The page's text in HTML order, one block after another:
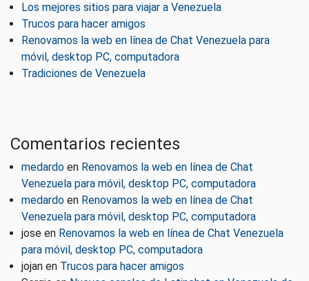
Los mejores sitios para viajar a Venezuela
Trucos para hacer amigos
Renovamos la web en línea de Chat Venezuela para
móvil, desktop PC, computadora
Tradiciones de Venezuela
Comentarios recientes
medardo en Renovamos la web en línea de Chat
Venezuela para móvil, desktop PC, computadora
medardo en Renovamos la web en línea de Chat
Venezuela para móvil, desktop PC, computadora
jose en Renovamos la web en línea de Chat Venezuela
para móvil, desktop PC, computadora
jojan en Trucos para hacer amigos